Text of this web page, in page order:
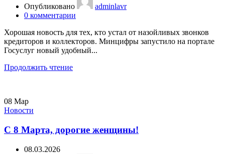
Опубликовано
adminlavr
0 комментарии
Хорошая новость для тех, кто устал от назойливых звонков
кредиторов и коллекторов. Минцифры запустило на портале
Госуслуг новый удобный...
Продолжить чтение
08 Мар
Новости
С 8 Марта, дорогие женщины!
08.03.2026